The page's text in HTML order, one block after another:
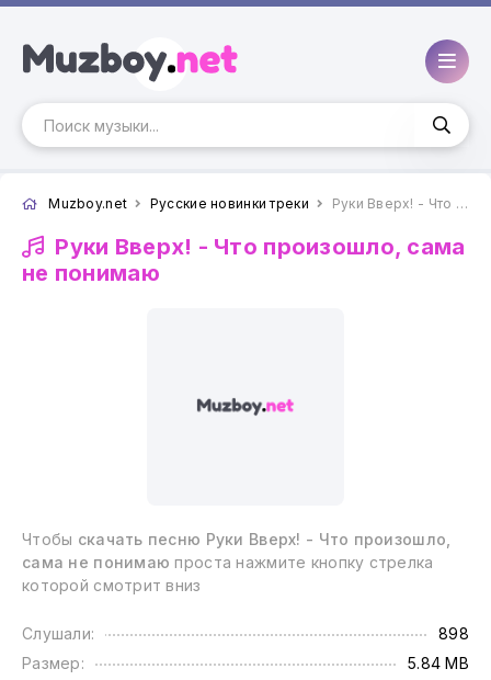
Muzboy.net Русские новинки треки Руки Вверх! - Что произошло, сама не понимаю
Руки Вверх! - Что произошло, сама
не понимаю
Чтобы скачать песню Руки Вверх! - Что произошло,
сама не понимаю проста нажмите кнопку стрелка
которой смотрит вниз
Слушали:
898
Размер:
5.84 MB